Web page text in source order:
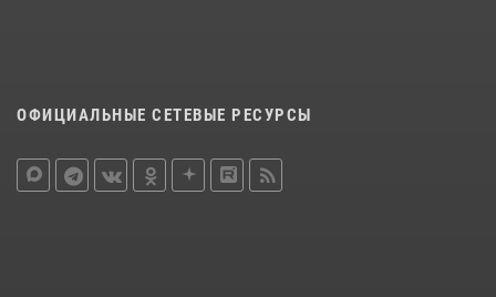
ОФИЦИАЛЬНЫЕ СЕТЕВЫЕ РЕСУРСЫ